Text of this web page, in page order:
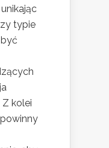
typie
Z kolei
powinny